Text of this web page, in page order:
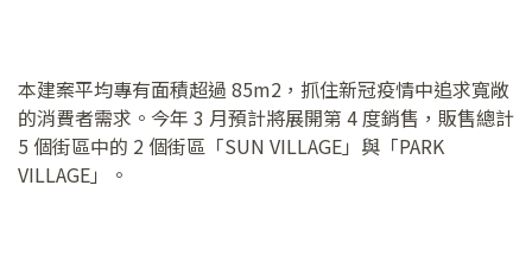
本建案平均專有面積超過 85m2，抓住新冠疫情中追求寬敞
的消費者需求。今年 3 月預計將展開第 4 度銷售，販售總計
5 個街區中的 2 個街區「SUN VILLAGE」與「PARK
VILLAGE」。